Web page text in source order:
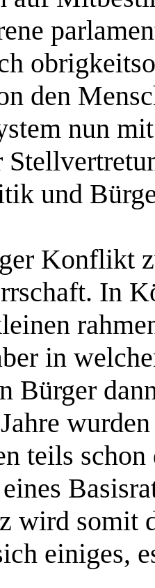
den
nun
und
Konflikt
In
in
Bürger
teils
wird somit
einiges,